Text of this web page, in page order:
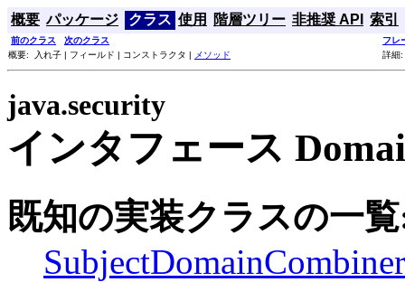
概要 パッケージ クラス 使用 階層ツリー 非推奨 API 索引
前のクラス 次のクラス
フレ
概要: 入れ子 | フィールド | コンストラクタ |
メソッド 詳細
java.security
インタフェース
既知の実装クラスの一
SubjectDomainCombiner